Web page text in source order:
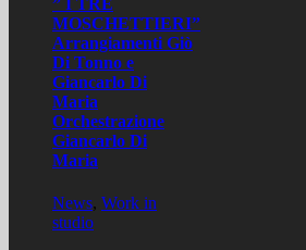
” I TRE
MOSCHETTIERI”
Arrangiamenti Giò
Di Tonno e
Giancarlo Di
Maria
Orchestrazione
Giancarlo Di
Maria
News, Work in
studio